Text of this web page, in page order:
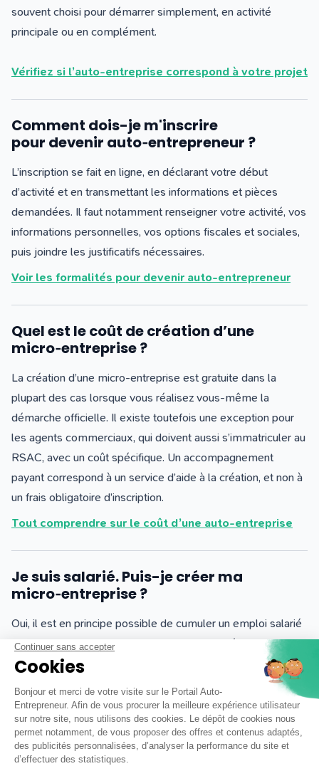
souvent choisi pour démarrer simplement, en activité
principale ou en complément.
Vérifiez si l’auto-entreprise correspond à votre projet
Comment dois-je m'inscrire
pour devenir auto‑entrepreneur ?
L’inscription se fait en ligne, en déclarant votre début
d’activité et en transmettant les informations et pièces
demandées. Il faut notamment renseigner votre activité, vos
informations personnelles, vos options fiscales et sociales,
puis joindre les justificatifs nécessaires.
Voir les formalités pour devenir auto-entrepreneur
Quel est le coût de création d’une
micro‑entreprise ?
La création d’une micro-entreprise est gratuite dans la
plupart des cas lorsque vous réalisez vous-même la
démarche officielle. Il existe toutefois une exception pour
les agents commerciaux, qui doivent aussi s’immatriculer au
RSAC, avec un coût spécifique. Un accompagnement
payant correspond à un service d’aide à la création, et non à
un frais obligatoire d’inscription.
Tout comprendre sur le coût d’une auto-entreprise
Je suis salarié. Puis-je créer ma
micro‑entreprise ?
Oui, il est en principe possible de cumuler un emploi salarié
et une micro-entreprise. Il faut simplement vérifier que votre
contrat de travail ne prévoit pas de restriction particulière, et
veiller à ne pas exercer une activité concurrente de celle de
votre employeur.
En savoir plus sur le cumul salarié et auto-
entrepreneur